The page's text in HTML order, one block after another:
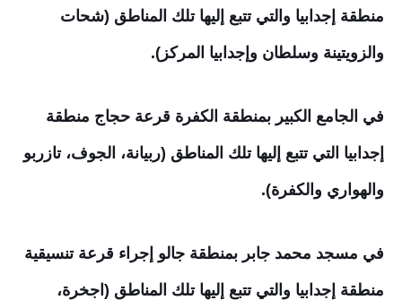
منطقة إجدابيا والتي تتبع إليها تلك المناطق (شحات
والزويتينة وسلطان وإجدابيا المركز).
في الجامع الكبير بمنطقة الكفرة قرعة حجاج منطقة
إجدابيا التي تتبع إليها تلك المناطق (ربيانة، الجوف، تازربو
والهواري والكفرة).
في مسجد محمد جابر بمنطقة جالو إجراء قرعة تنسيقية
منطقة إجدابيا والتي تتبع إليها تلك المناطق (اجخرة،